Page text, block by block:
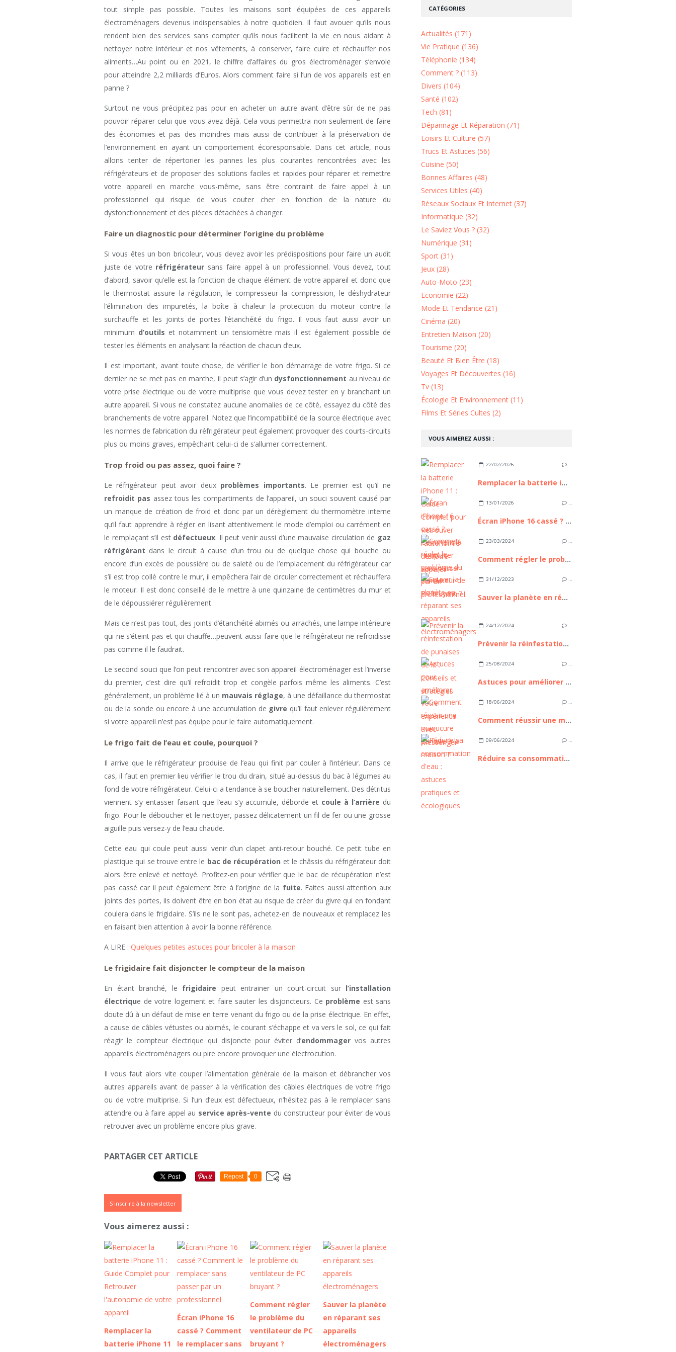
tout simple pas possible. Toutes les maisons sont équipées de ces appareils
électroménagers devenus indispensables à notre quotidien. Il faut avouer qu’ils nous
rendent bien des services sans compter qu’ils nous facilitent la vie en nous aidant à
nettoyer notre intérieur et nos vêtements, à conserver, faire cuire et réchauffer nos
aliments…Au point ou en 2021, le chiffre d’affaires du gros électroménager s’envole
pour atteindre 2,2 milliards d’Euros. Alors comment faire si l’un de vos appareils est en
panne ?
Surtout ne vous précipitez pas pour en acheter un autre avant d’être sûr de ne pas
pouvoir réparer celui que vous avez déjà. Cela vous permettra non seulement de faire
des économies et pas des moindres mais aussi de contribuer à la préservation de
l’environnement en ayant un comportement écoresponsable. Dans cet article, nous
allons tenter de répertorier les pannes les plus courantes rencontrées avec les
réfrigérateurs et de proposer des solutions faciles et rapides pour réparer et remettre
votre appareil en marche vous-même, sans être contraint de faire appel à un
professionnel qui risque de vous couter cher en fonction de la nature du
dysfonctionnement et des pièces détachées à changer.
Faire un diagnostic pour déterminer l’origine du problème
Si vous êtes un bon bricoleur, vous devez avoir les prédispositions pour faire un audit
juste de votre réfrigérateur sans faire appel à un professionnel. Vous devez, tout
d’abord, savoir qu’elle est la fonction de chaque élément de votre appareil et donc que
le thermostat assure la régulation, le compresseur la compression, le déshydrateur
l’élimination des impuretés, la boîte à chaleur la protection du moteur contre la
surchauffe et les joints de portes l’étanchéité du frigo. Il vous faut aussi avoir un
minimum d’outils et notamment un tensiomètre mais il est également possible de
tester les éléments en analysant la réaction de chacun d’eux.
Il est important, avant toute chose, de vérifier le bon démarrage de votre frigo. Si ce
dernier ne se met pas en marche, il peut s’agir d’un dysfonctionnement au niveau de
votre prise électrique ou de votre multiprise que vous devez tester en y branchant un
autre appareil. Si vous ne constatez aucune anomalies de ce côté, essayez du côté des
branchements de votre appareil. Notez que l’incompatibilité de la source électrique avec
les normes de fabrication du réfrigérateur peut également provoquer des courts-circuits
plus ou moins graves, empêchant celui-ci de s’allumer correctement.
Trop froid ou pas assez, quoi faire ?
Le réfrigérateur peut avoir deux problèmes importants. Le premier est qu’il ne
refroidit pas assez tous les compartiments de l’appareil, un souci souvent causé par
un manque de création de froid et donc par un dérèglement du thermomètre interne
qu’il faut apprendre à régler en lisant attentivement le mode d’emploi ou carrément en
le remplaçant s’il est défectueux. Il peut venir aussi d’une mauvaise circulation de gaz
réfrigérant dans le circuit à cause d’un trou ou de quelque chose qui bouche ou
encore d’un excès de poussière ou de saleté ou de l’emplacement du réfrigérateur car
s’il est trop collé contre le mur, il empêchera l’air de circuler correctement et réchauffera
le moteur. Il est donc conseillé de le mettre à une quinzaine de centimètres du mur et
de le dépoussiérer régulièrement.
Mais ce n’est pas tout, des joints d’étanchéité abimés ou arrachés, une lampe intérieure
qui ne s’éteint pas et qui chauffe…peuvent aussi faire que le réfrigérateur ne refroidisse
pas comme il le faudrait.
Le second souci que l’on peut rencontrer avec son appareil électroménager est l’inverse
du premier, c’est dire qu’il refroidit trop et congèle parfois même les aliments. C’est
généralement, un problème lié à un mauvais réglage, à une défaillance du thermostat
ou de la sonde ou encore à une accumulation de givre qu’il faut enlever régulièrement
si votre appareil n’est pas équipe pour le faire automatiquement.
Le frigo fait de l’eau et coule, pourquoi ?
Il arrive que le réfrigérateur produise de l’eau qui finit par couler à l’intérieur. Dans ce
cas, il faut en premier lieu vérifier le trou du drain, situé au-dessus du bac à légumes au
fond de votre réfrigérateur. Celui-ci a tendance à se boucher naturellement. Des détritus
viennent s’y entasser faisant que l’eau s’y accumule, déborde et coule à l’arrière du
frigo. Pour le déboucher et le nettoyer, passez délicatement un fil de fer ou une grosse
aiguille puis versez-y de l’eau chaude.
Cette eau qui coule peut aussi venir d’un clapet anti-retour bouché. Ce petit tube en
plastique qui se trouve entre le bac de récupération et le châssis du réfrigérateur doit
alors être enlevé et nettoyé. Profitez-en pour vérifier que le bac de récupération n’est
pas cassé car il peut également être à l’origine de la fuite. Faites aussi attention aux
joints des portes, ils doivent être en bon état au risque de créer du givre qui en fondant
coulera dans le frigidaire. S’ils ne le sont pas, achetez-en de nouveaux et remplacez les
en faisant bien attention à avoir la bonne référence.
A LIRE : Quelques petites astuces pour bricoler à la maison
Le frigidaire fait disjoncter le compteur de la maison
En étant branché, le frigidaire peut entrainer un court-circuit sur l’installation
électrique de votre logement et faire sauter les disjoncteurs. Ce problème est sans
doute dû à un défaut de mise en terre venant du frigo ou de la prise électrique. En effet,
a cause de câbles vétustes ou abimés, le courant s’échappe et va vers le sol, ce qui fait
réagir le compteur électrique qui disjoncte pour éviter d’endommager vos autres
appareils électroménagers ou pire encore provoquer une électrocution.
Il vous faut alors vite couper l’alimentation générale de la maison et débrancher vos
autres appareils avant de passer à la vérification des câbles électriques de votre frigo
ou de votre multiprise. Si l’un d’eux est défectueux, n’hésitez pas à le remplacer sans
attendre ou à faire appel au service après-vente du constructeur pour éviter de vous
retrouver avec un problème encore plus grave.
PARTAGER CET ARTICLE
Repost 0
S'inscrire à la newsletter
Vous aimerez aussi :
Remplacer la
batterie iPhone 11
Écran iPhone 16
cassé ? Comment
le remplacer sans
Comment régler
le problème du
ventilateur de PC
bruyant ?
Sauver la planète
en réparant ses
appareils
électroménagers
VOUS AIMEREZ AUSSI :
22/02/2026 …
Remplacer la batterie iPhone 11 : Guide Complet pour Retrouver l'autonomie de votre appareil
13/01/2026 …
Écran iPhone 16 cassé ? Comment le remplacer sans passer par un professionnel
23/03/2024 …
Comment régler le problème du ventilateur de PC bruyant ?
31/12/2023 …
Sauver la planète en réparant ses appareils électroménagers
24/12/2024 …
Prévenir la réinfestation de punaises de lit : Conseils et stratégies
25/08/2024 …
Astuces pour améliorer votre expérience avec Messenger
18/06/2024 …
Comment réussir une manucure parfaite à la maison ?
09/06/2024 …
Réduire sa consommation d'eau : astuces pratiques et écologiques
CATÉGORIES
Actualités (171)
Vie Pratique (136)
Téléphonie (134)
Comment ? (113)
Divers (104)
Santé (102)
Tech (81)
Dépannage Et Réparation (71)
Loisirs Et Culture (57)
Trucs Et Astuces (56)
Cuisine (50)
Bonnes Affaires (48)
Services Utiles (40)
Réseaux Sociaux Et Internet (37)
Informatique (32)
Le Saviez Vous ? (32)
Numérique (31)
Sport (31)
Jeux (28)
Auto-Moto (23)
Economie (22)
Mode Et Tendance (21)
Cinéma (20)
Entretien Maison (20)
Tourisme (20)
Beauté Et Bien Être (18)
Voyages Et Découvertes (16)
Tv (13)
Écologie Et Environnement (11)
Films Et Séries Cultes (2)